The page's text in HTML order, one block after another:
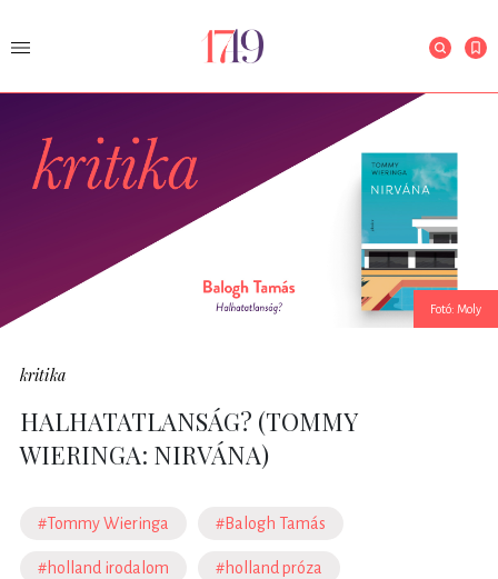
Fotó: Moly
kritika
HALHATATLANSÁG? (TOMMY
WIERINGA: NIRVÁNA)
#Tommy Wieringa #Balogh Tamás
#holland irodalom #holland próza